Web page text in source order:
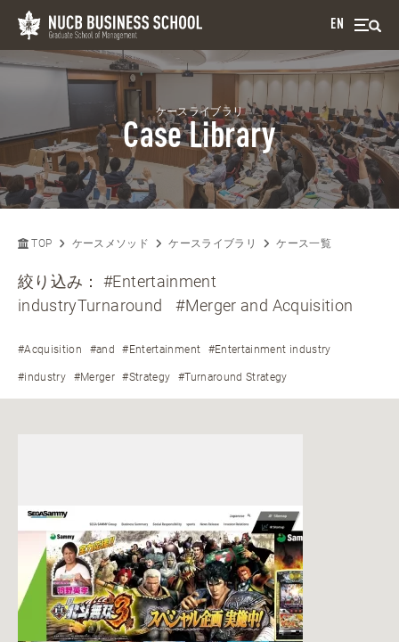
EN
ケースライブラリ
Case Library
TOP ケースメソッド ケースライブラリ ケース一覧
絞り込み：#Entertainment
industryTurnaround
#Merger and Acquisition
#Acquisition #and #Entertainment #Entertainment industry
#industry #Merger #Strategy #Turnaround Strategy